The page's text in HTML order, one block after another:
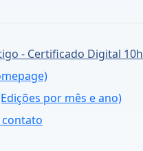
- Certificado Digital 10h
por mês e ano)
contato